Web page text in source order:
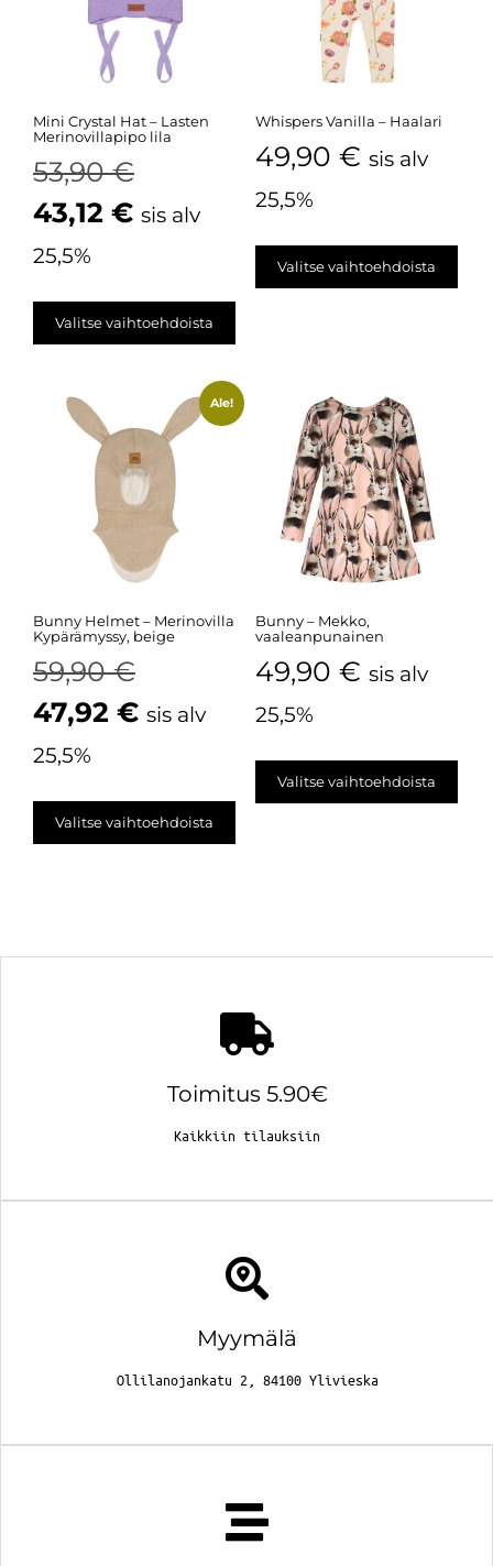
Mini Crystal Hat – Lasten
Merinovillapipo lila
53,90€
43,12 € sis alv
25,5%
Valitse vaihtoehdoista
Whispers Vanilla – Haalari
49,90 € sis alv
25,5%
Valitse vaihtoehdoista
Ale!
Bunny Helmet – Merinovilla
Kypärämyssy, beige
59,90€
47,92 € sis alv
25,5%
Valitse vaihtoehdoista
Bunny – Mekko,
vaaleanpunainen
49,90 € sis alv
25,5%
Valitse vaihtoehdoista
Toimitus 5.90€
Kaikkiin tilauksiin
Myymälä
Ollilanojankatu 2, 84100 Ylivieska